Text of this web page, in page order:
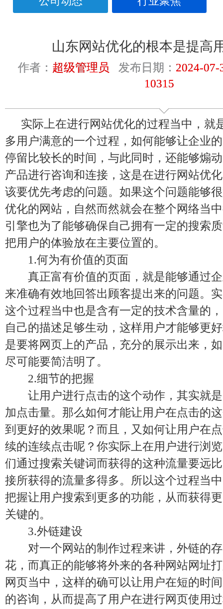
山东网站优化的根本是提高
作者： 超级管理员 发布日期： 2024-
10315
实际上在进行网站优化的过程当中，就
多用户满意的一个过程，如何能够让企业
停留比较长的时间，与此同时，还能够煽
产品进行咨询和连接，这是在进行网站优
该要优先考虑的问题。如果这个问题能够
优化的网站，自然而然就会在整个网络当
引擎也为了能够确保自己拥有一定的搜索
把用户的体验放在主要位置的。
1.何为有价值的页面
真正富有价值的页面，就是能够通过企
来准确有效地回答出顾客提出来的问题。
这个过程当中也是含有一定的技术含量的
自己的描述足够生动，这样用户才能够更
是要将网页上的产品，充分的展示出来，
尽可能要简洁明了。
2.细节的把握
让用户进行点击的这个动作，其实就是
加点击量。那么如何才能让用户在点击的
到更好的效果呢？而且，又如何让用户在
续的连续点击呢？你实际上在用户进行浏
们通过搜索关键词而获得的这种流量要远
接所获得的流量多得多。所以这个过程当
把握让用户搜索到更多的功能，从而获得
关键的。
3.外链建设
对一个网站的制作过程来讲，外链的存
花，而真正的能够将外来的各种网站网址
网页当中，这样的确可以让用户在短的时
的咨询，从而提高了用户在进行网页使用